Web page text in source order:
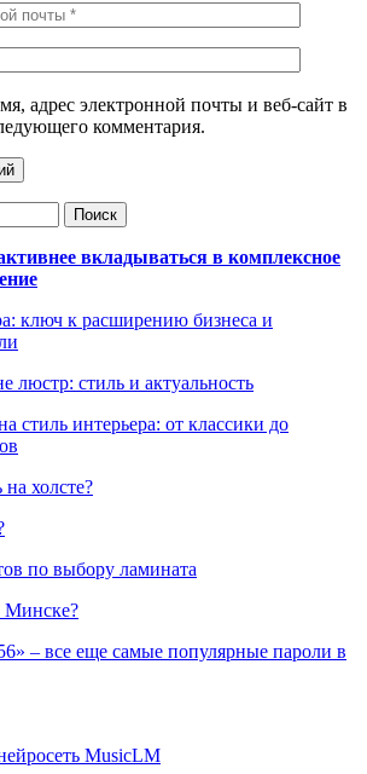
адрес электронной почты и веб-сайт в
комментария.
вкладываться в комплексное
ключ к расширению бизнеса и
люстр: стиль и актуальность
стиль интерьера: от классики до
холсте?
по выбору ламината
Минске?
– все еще самые популярные пароли в
MusicLM